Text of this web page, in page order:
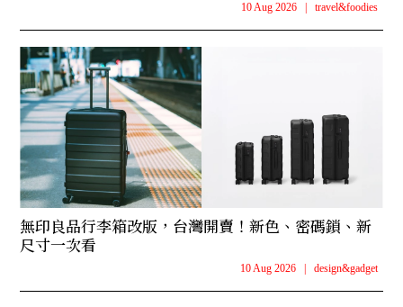
10 Aug 2026 travel&foodies
無印良品行李箱改版，台灣開賣！新色、密碼鎖、新
尺寸一次看
10 Aug 2026 design&gadget